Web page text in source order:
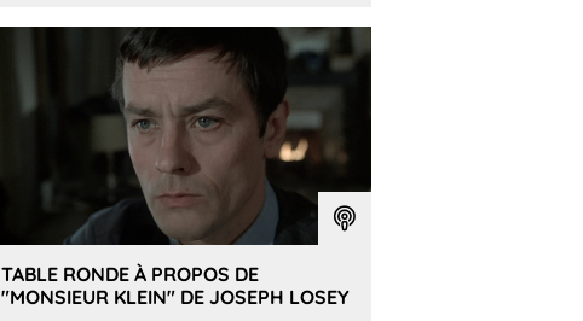
TABLE RONDE À PROPOS DE
"MONSIEUR KLEIN" DE JOSEPH LOSEY